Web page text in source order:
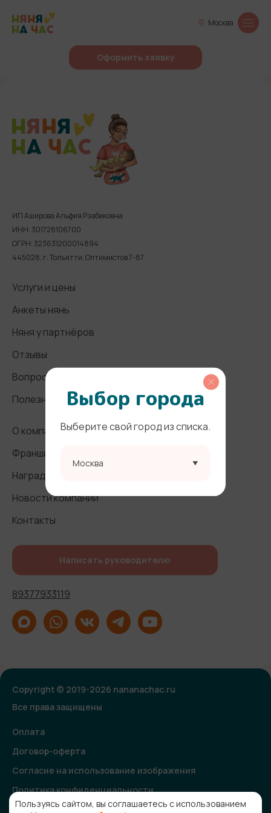
Москва
Оформить заявку
ИП Аширова Альфия Рзабековна
ИНН: 301728106700
ОГРН: 323631200014894
445028, г. Тольятти, Оптимистов 7-87
Услуги и цены
Анкеты нянь
Няня у партнёров
Отзывы
Вопросы и ответы
Полезные статьи
О компании
Франшиза
Награды и СМИ
Новости компании
Контакты
Написать руководителю
89377933119
Copyright © 2019-2026 nananachac.ru
Все права защищены
Оплата
Договор-оферта
Согласие на использование изображения
Политика конфиденциальности
Согласие на получение рекламной и информационной
Выбор города
Выберите свой город из списка.
Москва
Пользуясь сайтом, вы соглашаетесь с использованием